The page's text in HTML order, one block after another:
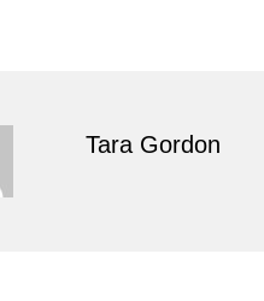
Tara Gordon